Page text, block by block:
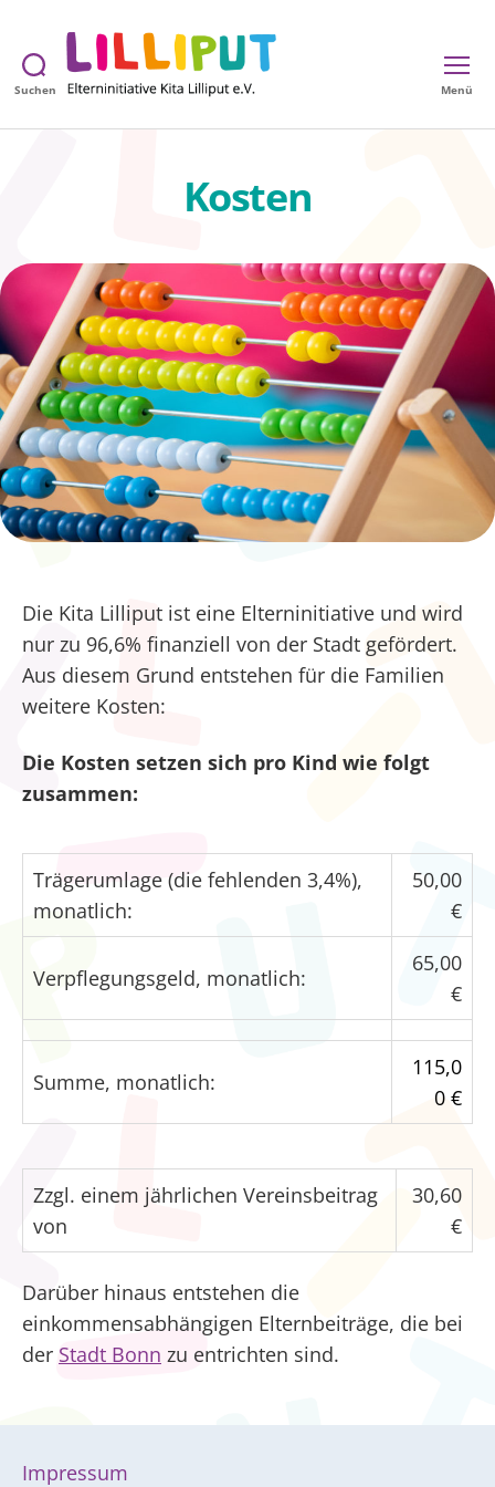
Suchen
Kita
Menü
Kosten
Die Kita Lilliput ist eine Elterninitiative und wird
nur zu 96,6% finanziell von der Stadt gefördert.
Aus diesem Grund entstehen für die Familien
weitere Kosten:
Die Kosten setzen sich pro Kind wie folgt
zusammen:
Trägerumlage (die fehlenden 3,4%),
monatlich:
50,00
€
Verpflegungsgeld, monatlich:
65,00
€
Summe, monatlich:
115,0
0 €
Zzgl. einem jährlichen Vereinsbeitrag
von
30,60
€
Darüber hinaus entstehen die
einkommensabhängigen Elternbeiträge, die bei
der Stadt Bonn zu entrichten sind.
Impressum